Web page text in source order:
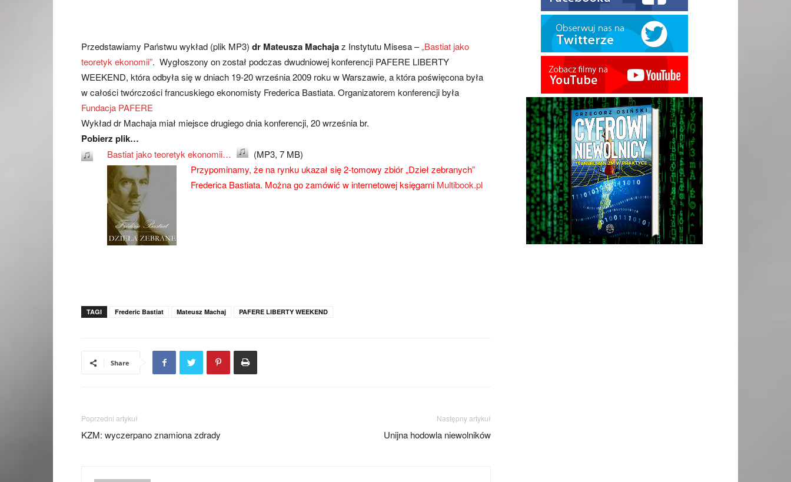
Przedstawiamy Państwu wykład (plik MP3) dr Mateusza Machajaz Instytutu Misesa –„Bastiat jako
teoretyk ekonomii”. Wygłoszony on został podczas dwudniowej konferencji PAFERE LIBERTY
WEEKEND, która odbyła się w dniach 19-20 września 2009 roku w Warszawie, a która poświęcona była
w całości twórczości francuskiego ekonomisty Frederica Bastiata. Organizatorem konferencji była
Fundacja PAFERE
Wykład dr Machaja miał miejsce drugiego dnia konferencji, 20 września br.
Pobierz plik…
Bastiat jako teoretyk ekonomii…
(MP3, 7 MB)
Przypominamy, że na rynku ukazał się 2-tomowy zbiór „Dzieł zebranych”
Frederica Bastiata. Można go zamówić w internetowej księgarni Multibook.pl
TAGI Frederic Bastiat Mateusz Machaj PAFERE LIBERTY WEEKEND
Share
Poprzedni artykuł
KZM: wyczerpano znamiona zdrady
Następny artykuł
Unijna hodowla niewolników